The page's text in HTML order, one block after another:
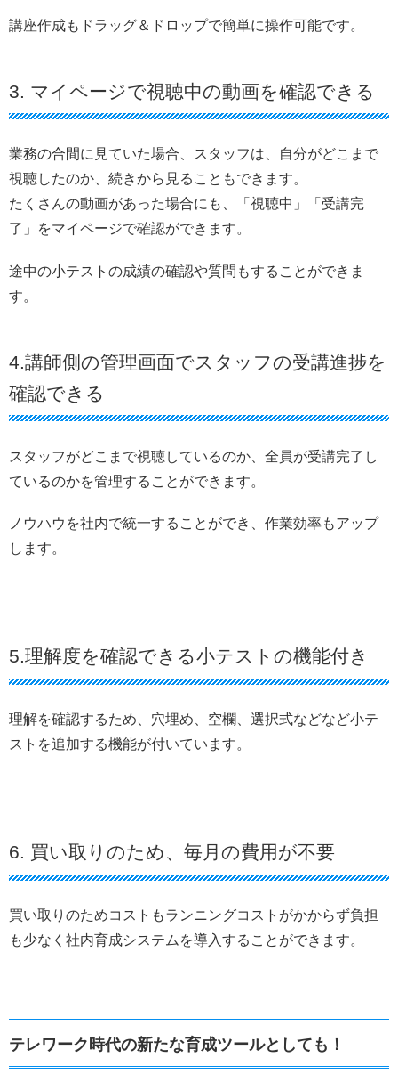
講座作成もドラッグ＆ドロップで簡単に操作可能です。
3. マイページで視聴中の動画を確認できる
業務の合間に見ていた場合、スタッフは、自分がどこまで
視聴したのか、続きから見ることもできます。
たくさんの動画があった場合にも、「視聴中」「受講完
了」をマイページで確認ができます。
途中の小テストの成績の確認や質問もすることができま
す。
4.講師側の管理画面でスタッフの受講進捗を
確認できる
スタッフがどこまで視聴しているのか、全員が受講完了し
ているのかを管理することができます。
ノウハウを社内で統一することができ、作業効率もアップ
します。
5.理解度を確認できる小テストの機能付き
理解を確認するため、穴埋め、空欄、選択式などなど小テ
ストを追加する機能が付いています。
6. 買い取りのため、毎月の費用が不要
買い取りのためコストもランニングコストがかからず負担
も少なく社内育成システムを導入することができます。
テレワーク時代の新たな育成ツールとしても！